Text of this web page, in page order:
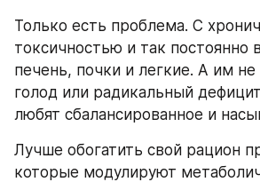
Только есть проблема. С
токсичностью и так постоянно
печень, почки и легкие. А им
голод или радикальный
любят сбалансированное и
Лучше обогатить свой рацион
которые модулируют